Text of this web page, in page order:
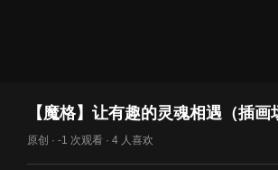
【魔格】让有趣的灵魂相遇（插
原创 · -1 次观看 · 4 人喜欢